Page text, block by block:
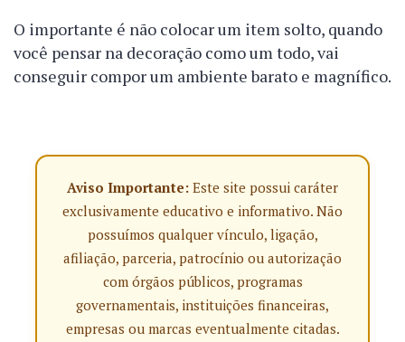
O importante é não colocar um item solto, quando
você pensar na decoração como um todo, vai
conseguir compor um ambiente barato e magnífico.
Aviso Importante: Este site possui caráter
exclusivamente educativo e informativo. Não
possuímos qualquer vínculo, ligação,
afiliação, parceria, patrocínio ou autorização
com órgãos públicos, programas
governamentais, instituições financeiras,
empresas ou marcas eventualmente citadas.